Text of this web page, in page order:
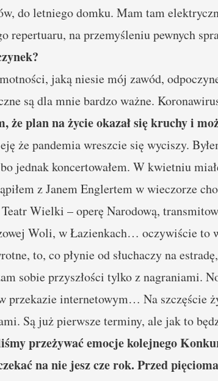
do letniego domku. Mam tam
repertuaru, na przemyśleniu pewnych
jaką niesie mój zawód,
są dla mnie bardzo ważne.
że plan na życie okazał się kruchy i
że pandemia wreszcie się wyciszy.
jednak koncertowałem. W kwietniu
z Janem Englertem w wieczorze
Wielki – operę Narodową,
Woli, w Łazienkach… oczywiście to
to, co płynie od słuchaczy na
sobie przyszłości tylko z nagraniami.
przekazie internetowym… Na szczęście
Są już pierwsze terminy, ale jak to
przeżywać emocje kolejnego
na nie jesz cze rok. Przed